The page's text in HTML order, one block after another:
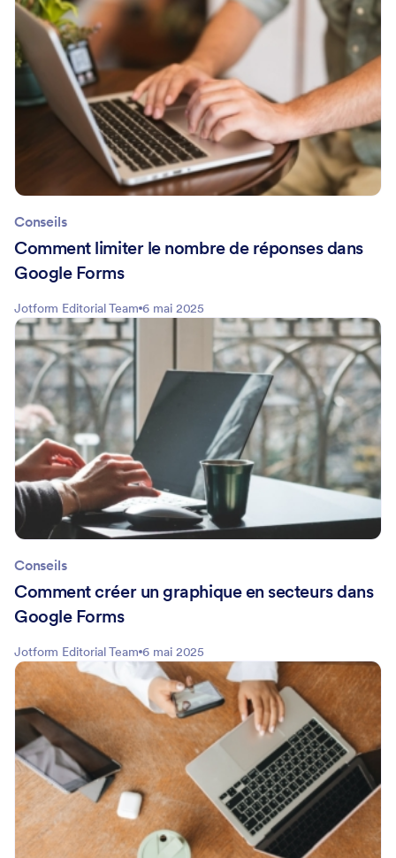
Conseils
Comment limiter le nombre de réponses dans
Google Forms
Jotform Editorial Team 6 mai 2025
Conseils
Comment créer un graphique en secteurs dans
Google Forms
Jotform Editorial Team 6 mai 2025